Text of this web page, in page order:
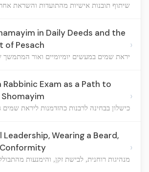
שיתוף תובנות אישיות מהתועדות והשראת
in Daily Deeds and the
of Pesach
יראת שמים במעשים יומיומיים ואור
›
Rabbinic Exam as a Path to
כישלון בבחינה לרבנות כהזדמנות ליראת שמים
›
Leadership, Wearing a Beard,
מנהיגות רוחנית, לבישת זקן, והימנעות
›